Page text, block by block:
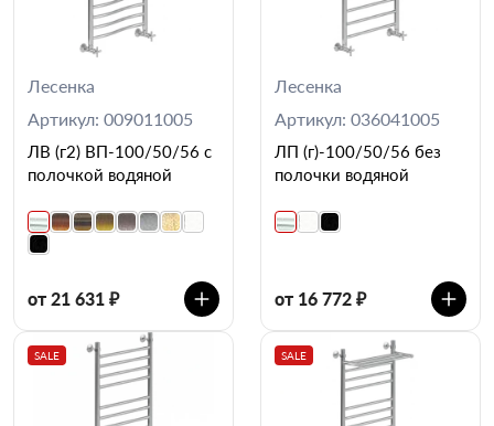
Лесенка
Артикул: 009011005
ЛВ (г2) ВП-100/50/56 с
полочкой водяной
от 21 631 ₽
Лесенка
Артикул: 036041005
ЛП (г)-100/50/56 без
полочки водяной
от 16 772 ₽
SALE SALE